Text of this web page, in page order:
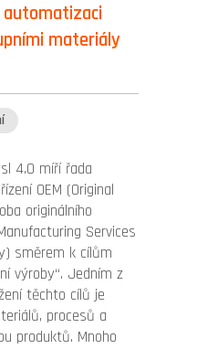
materiály
4.0 míří řada
OEM (Original
originálního
Services
směrem k cílům
výroby“. Jedním z
těchto cílů je
procesů a
produktů. Mnoho